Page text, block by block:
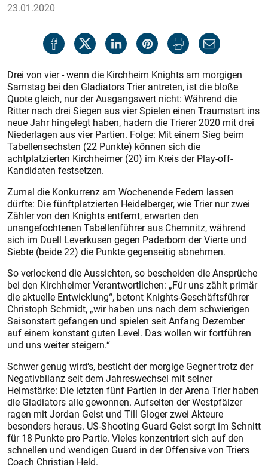
23.01.2020
Drei von vier - wenn die Kirchheim Knights am morgigen
Samstag bei den Gladiators Trier antreten, ist die bloße
Quote gleich, nur der Ausgangswert nicht: Während die
Ritter nach drei Siegen aus vier Spielen einen Traumstart ins
neue Jahr hingelegt haben, hadern die Trierer 2020 mit drei
Niederlagen aus vier Partien. Folge: Mit einem Sieg beim
Tabellensechsten (22 Punkte) können sich die
achtplatzierten Kirchheimer (20) im Kreis der Play-off-
Kandidaten festsetzen.
Zumal die Konkurrenz am Wochenende Federn lassen
dürfte: Die fünftplatzierten Heidelberger, wie Trier nur zwei
Zähler von den Knights entfernt, erwarten den
unangefochtenen Tabellenführer aus Chemnitz, während
sich im Duell Leverkusen gegen Paderborn der Vierte und
Siebte (beide 22) die Punkte gegenseitig abnehmen.
So verlockend die Aussichten, so bescheiden die Ansprüche
bei den Kirchheimer Verantwortlichen: „Für uns zählt primär
die aktuelle Entwicklung“, betont Knights-Geschäftsführer
Christoph Schmidt, „wir haben uns nach dem schwierigen
Saisonstart gefangen und spielen seit Anfang Dezember
auf einem konstant guten Level. Das wollen wir fortführen
und uns weiter steigern.“
Schwer genug wird‘s, besticht der morgige Gegner trotz der
Negativbilanz seit dem Jahreswechsel mit seiner
Heimstärke: Die letzten fünf Partien in der Arena Trier haben
die Gladiators alle gewonnen. Aufseiten der Westpfälzer
ragen mit Jordan Geist und Till Gloger zwei Akteure
besonders heraus. US-Shooting Guard Geist sorgt im Schnitt
für 18 Punkte pro Partie. Vieles konzentriert sich auf den
schnellen und wendigen Guard in der Offensive von Triers
Coach Christian Held.